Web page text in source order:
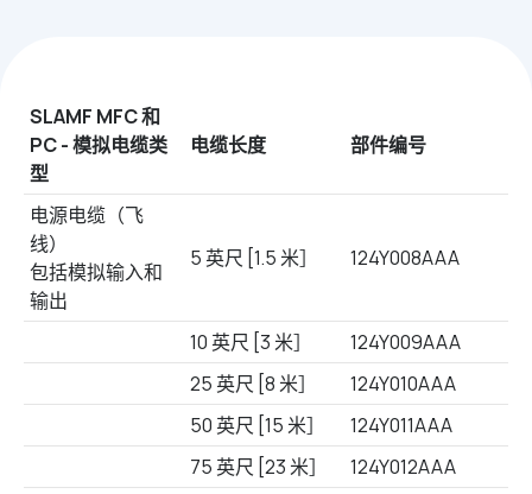
SLAMF MFC 和
PC - 模拟电缆类
型
电缆长度 部件编号
电源电缆（飞
线）
包括模拟输入和
输出
5 英尺 [1.5 米］ 124Y008AAA
10 英尺 [3 米］
124Y009AAA
25 英尺 [8 米］
124Y010AAA
50 英尺 [15 米］
124Y011AAA
75 英尺 [23 米］
124Y012AAA